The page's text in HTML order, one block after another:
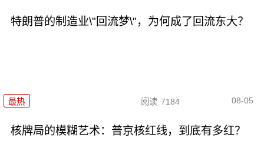
特朗普的制造业\"回流梦\"，为何成了回流东大？
最热 阅读 7184 08-05
核牌局的模糊艺术：普京核红线，到底有多红？